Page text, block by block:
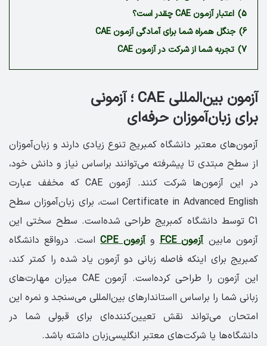
5) اعتبار آزمون CAE چقدر است؟
6) جنگل همراه شما برای آمادگی آزمون CAE
7) تجربه شما از شرکت در آزمون CAE
آزمون بین‌المللی CAE ؛ آزمونی
برای زبان‌آموزان حرفه‌ای
آزمون‌های معتبر دانشگاه کمبریج تنوع زیادی دارند و زبان‌آموزان
از سطح مبتدی تا پیشرفته می‌توانند براساس نیاز و دانش خود،
در این آزمون‌ها شرکت کنند. آزمون CAE که مخفف عبارت
Certificate in Advanced English است، برای زبان‌آموزان سطح
C1 توسط دانشگاه کمبریج طراحی شده‌است. سطح سختی این
آزمون مابینآزمون FCE وآزمون CPE
است. درواقع دانشگاه
کمبریج برای اینکه فاصله زبانی دو آزمون یاد شده را کمتر کند،
این آزمون را طراحی کرده‌است. آزمون CAE میزان مهارت‌های
زبانی شما را براساس ااستاندارهای بین‌المللی می‌سنجد و نمره این
امتحان می‌تواند نقش تعیین‌کننده‌ای برای قبولی شما در
دانشگاه‌ها یا شرکت‌های معتبر انگلیسی‌زبان داشته باشد.